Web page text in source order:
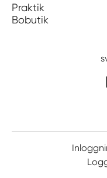
Praktik
Bobutik